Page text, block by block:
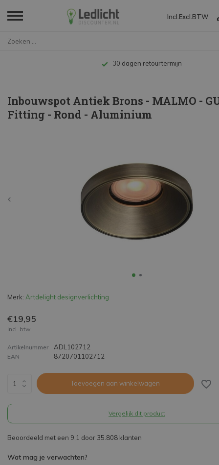
Incl. Excl. BTW
Inbouwspot Antiek Brons - MALMO -
Fitting - Rond - Aluminium
Merk: Artdelight designverlichting
€19,95
Incl. btw
Artikelnummer ADL102712
EAN 8720701102712
Toevoegen aan winkelwagen
Vergelijk dit product
Beoordeeld met een 9,1 door 35.808 klanten
Wat mag je verwachten?